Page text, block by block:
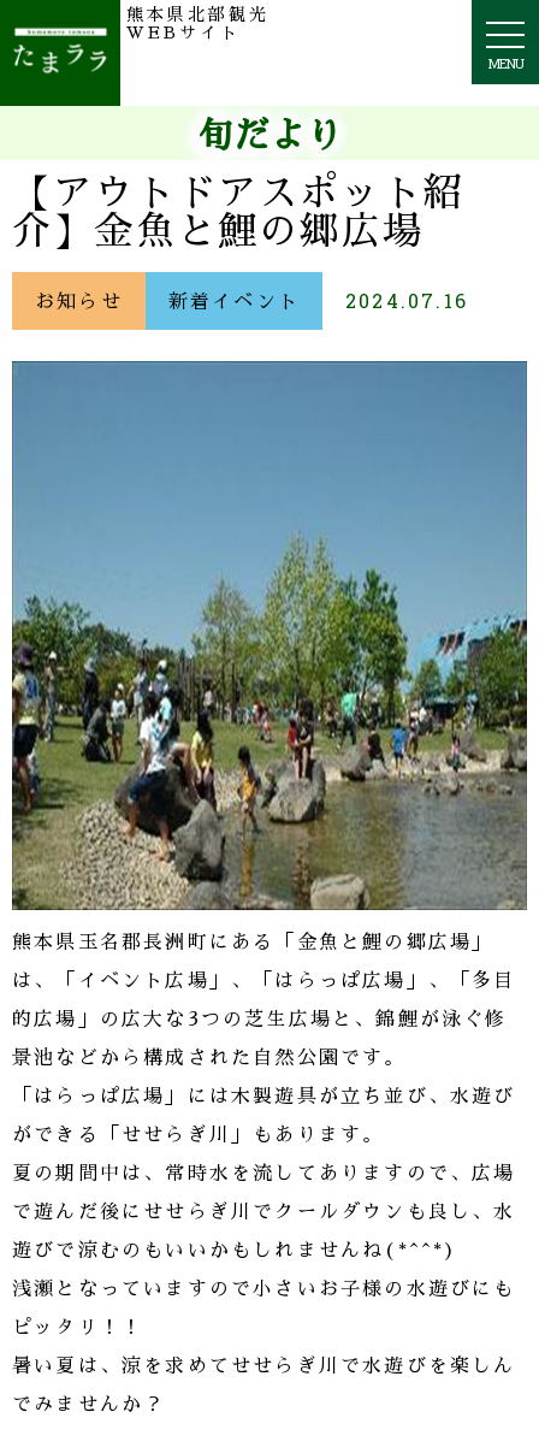
MENU
熊本県北部観光
WEBサイト
旬だより
【アウトドアスポット紹
介】金魚と鯉の郷広場
お知らせ 新着イベント 2024.07.16
熊本県玉名郡長洲町にある「金魚と鯉の郷広場」
は、「イベント広場」、「はらっぱ広場」、「多目
的広場」の広大な3つの芝生広場と、錦鯉が泳ぐ修
景池などから構成された自然公園です。
「はらっぱ広場」には木製遊具が立ち並び、水遊び
ができる「せせらぎ川」もあります。
夏の期間中は、常時水を流してありますので、広場
で遊んだ後にせせらぎ川でクールダウンも良し、水
遊びで涼むのもいいかもしれませんね(*^^*)
浅瀬となっていますので小さいお子様の水遊びにも
ピッタリ！！
暑い夏は、涼を求めてせせらぎ川で水遊びを楽しん
でみませんか？